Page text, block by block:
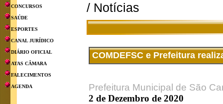
CONCURSOS
SAÚDE
ESPORTES
CANAL JURÍDICO
DIÁRIO OFICIAL
ATAS CÂMARA
FALECIMENTOS
AGENDA
/ Notícias
COMDEFSC e Prefeitura
Prefeitura Municipal de São
2 de Dezembro de 2020